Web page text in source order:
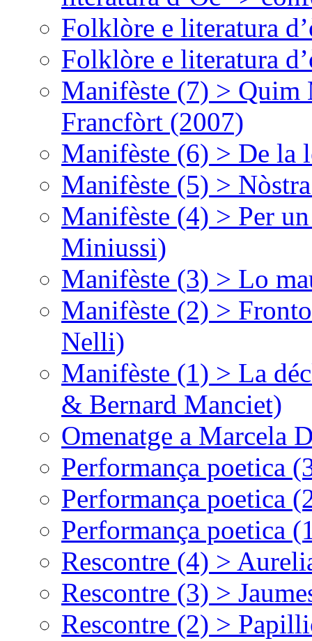
Folklòre e literatura
Folklòre e literatura
Manifèste (7) > Quim
Francfòrt (2007)
Manifèste (6) > De la
Manifèste (5) >
Manifèste (4) > Per
Miniussi)
Manifèste (3) > Lo
Manifèste (2) >
Nelli)
Manifèste (1) > La
& Bernard Manciet)
Omenatge a Marcela
Performança poetica
Performança poetica
Performança poetica
Rescontre (4) >
Rescontre (3) >
Rescontre (2) >